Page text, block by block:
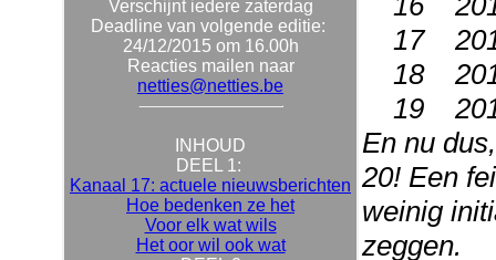
Verschijnt iedere zaterdag
Deadline van volgende editie:
24/12/2015 om 16.00h
Reacties mailen naar
netties@netties.be
INHOUD
DEEL 1:
Kanaal 17: actuele nieuwsberichten
Hoe bedenken ze het
Voor elk wat wils
Het oor wil ook wat
17
18
19
En nu
20! Een
weinig
zeggen.